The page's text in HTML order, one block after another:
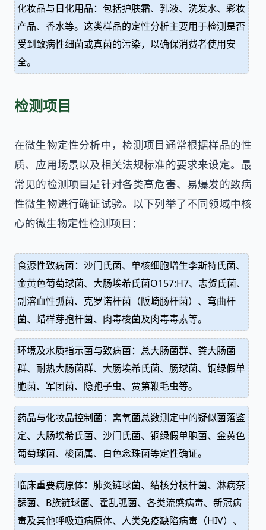
化妆品与日化用品：包括护肤霜、乳液、洗发水、彩妆
产品、香水等。这类样品的定性分析主要用于检测是否
受到致病性细菌或真菌的污染，以确保消费者使用安
全。
检测项目
在微生物定性分析中，检测项目通常根据样品的性
质、应用场景以及相关法规标准的要求来设定。最
常见的检测项目是针对各类高危害、易爆发的致病
性微生物进行确证试验。以下列举了不同领域中核
心的微生物定性检测项目：
食源性致病菌：沙门氏菌、单核细胞增生李斯特氏菌、
金黄色葡萄球菌、大肠埃希氏菌O157:H7、志贺氏菌、
副溶血性弧菌、克罗诺杆菌（阪崎肠杆菌）、弯曲杆
菌、蜡样芽孢杆菌、肉毒梭菌及肉毒毒素等。
环境及水质指示菌与致病菌：总大肠菌群、粪大肠菌
群、耐热大肠菌群、大肠埃希氏菌、肠球菌、铜绿假单
胞菌、军团菌、隐孢子虫、贾第鞭毛虫等。
药品与化妆品控制菌：需氧菌总数测定中的疑似菌落鉴
定、大肠埃希氏菌、沙门氏菌、铜绿假单胞菌、金黄色
葡萄球菌、梭菌属、白色念珠菌等定性确证。
临床重要病原体：肺炎链球菌、结核分枝杆菌、淋病奈
瑟菌、B族链球菌、霍乱弧菌、各类流感病毒、新冠病
毒及其他呼吸道病原体、人类免疫缺陷病毒（HIV）、